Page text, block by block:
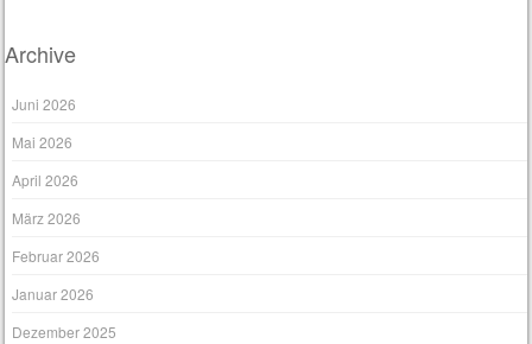
e
Archive
Juni 2026
Mai 2026
April 2026
März 2026
Februar 2026
Januar 2026
Dezember 2025